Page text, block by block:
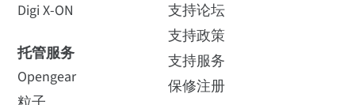
Digi X-ON
托管服务
Opengear
支持论坛
支持政策
支持服务
保修注册